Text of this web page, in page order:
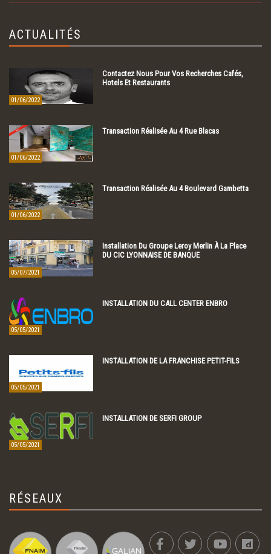
ACTUALITÉS
01/06/2022
Contactez Nous Pour Vos Recherches Cafés,
Hotels Et Restaurants
01/06/2022
Transaction Réalisée Au 4 Rue Blacas
01/06/2022
Transaction Réalisée Au 4 Boulevard Gambetta
05/07/2021
Installation Du Groupe Leroy Merlin À La Place
DU CIC LYONNAISE DE BANQUE
05/05/2021
INSTALLATION DU CALL CENTER ENBRO
05/05/2021
INSTALLATION DE LA FRANCHISE PETIT-FILS
05/05/2021
INSTALLATION DE SERFI GROUP
RÉSEAUX